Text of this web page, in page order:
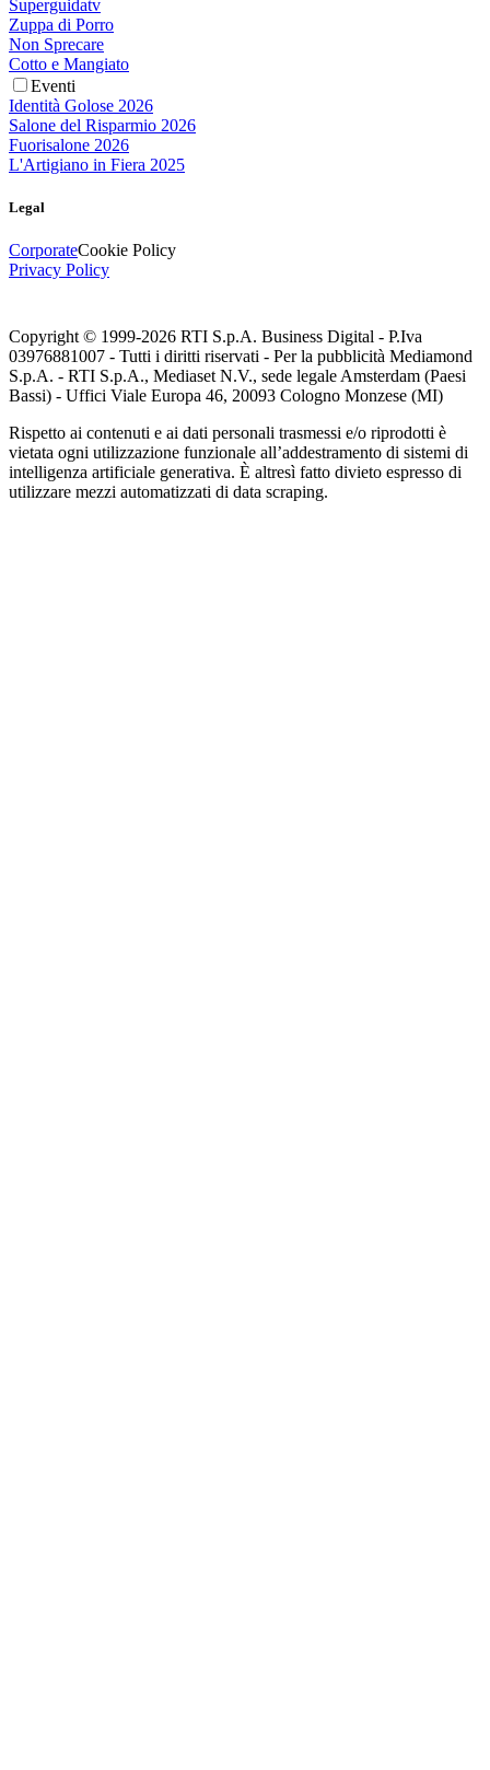
Superguidatv
Zuppa di Porro
Non Sprecare
Cotto e Mangiato
Eventi
Identità Golose 2026
Salone del Risparmio 2026
Fuorisalone 2026
L'Artigiano in Fiera 2025
Legal
CorporateCookie Policy
Privacy Policy
Copyright © 1999-2026 RTI S.p.A. Business Digital - P.Iva
03976881007 - Tutti i diritti riservati - Per la pubblicità Mediamond
S.p.A. - RTI S.p.A., Mediaset N.V., sede legale Amsterdam (Paesi
Bassi) - Uffici Viale Europa 46, 20093 Cologno Monzese (MI)
Rispetto ai contenuti e ai dati personali trasmessi e/o riprodotti è
vietata ogni utilizzazione funzionale all’addestramento di sistemi di
intelligenza artificiale generativa. È altresì fatto divieto espresso di
utilizzare mezzi automatizzati di data scraping.